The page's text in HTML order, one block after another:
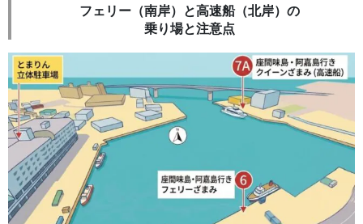
フェリー（南岸）と高速船（北岸）の
乗り場と注意点